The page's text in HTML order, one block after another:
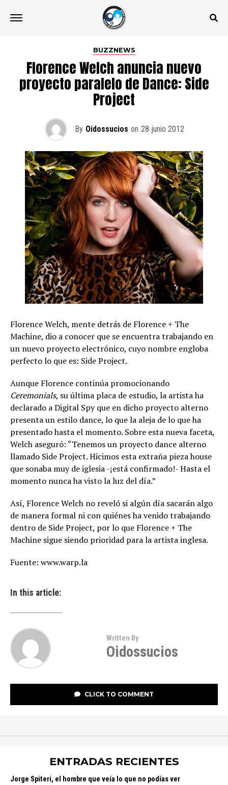
BUZZNEWS
Florence Welch anuncia nuevo
proyecto paralelo de Dance: Side
Project
By Oidossucios on 28 junio 2012
Florence Welch, mente detrás de Florence + The
Machine, dio a conocer que se encuentra trabajando en
un nuevo proyecto electrónico, cuyo nombre engloba
perfecto lo que es: Side Project.
Aunque Florence continúa promocionando
Ceremonials, su última placa de estudio, la artista ha
declarado a Digital Spy que en dicho proyecto alterno
presenta un estilo dance, lo que la aleja de lo que ha
presentado hasta el momento. Sobre esta nueva faceta,
Welch aseguró: “Tenemos un proyecto dance alterno
llamado Side Project. Hicimos esta extraña pieza house
que sonaba muy de iglesia -¡está confirmado!- Hasta el
momento nunca ha visto la luz del día.”
Así, Florence Welch no reveló si algún día sacarán algo
de manera formal ni con quiénes ha venido trabajando
dentro de Side Project, por lo que Florence + The
Machine sigue siendo prioridad para la artista inglesa.
Fuente: www.warp.la
In this article:
Written By
Oidossucios
CLICK TO COMMENT
ENTRADAS RECIENTES
Jorge Spiteri, el hombre que veía lo que no podías ver